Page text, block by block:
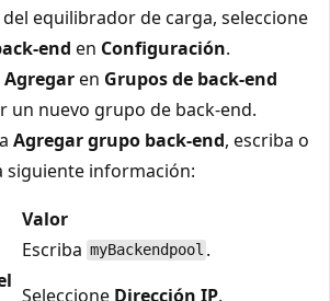
del equilibrador de carga, seleccione
end en Configuración.
Agregaren Grupos de back-end
un nuevo grupo de back-end.
Agregar grupo back-end, escriba o
siguiente información:
Valor
Escriba myBackendpool .
Seleccione Dirección IP.